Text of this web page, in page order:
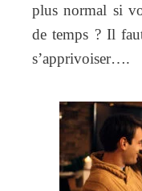
plus normal si
de temps ? Il
s’apprivoiser….